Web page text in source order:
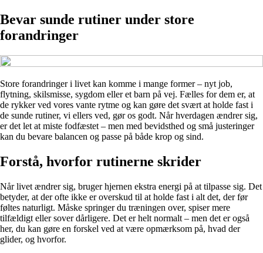
Bevar sunde rutiner under store
forandringer
Store forandringer i livet kan komme i mange former – nyt job,
flytning, skilsmisse, sygdom eller et barn på vej. Fælles for dem er, at
de rykker ved vores vante rytme og kan gøre det svært at holde fast i
de sunde rutiner, vi ellers ved, gør os godt. Når hverdagen ændrer sig,
er det let at miste fodfæstet – men med bevidsthed og små justeringer
kan du bevare balancen og passe på både krop og sind.
Forstå, hvorfor rutinerne skrider
Når livet ændrer sig, bruger hjernen ekstra energi på at tilpasse sig. Det
betyder, at der ofte ikke er overskud til at holde fast i alt det, der før
føltes naturligt. Måske springer du træningen over, spiser mere
tilfældigt eller sover dårligere. Det er helt normalt – men det er også
her, du kan gøre en forskel ved at være opmærksom på, hvad der
glider, og hvorfor.